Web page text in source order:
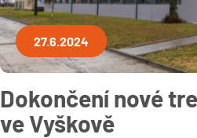
27.6.2024
Dokončení nové
ve Vyškově